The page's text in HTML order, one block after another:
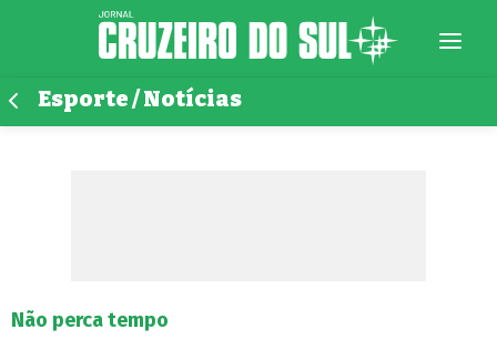
Esporte / Notícias
Não perca tempo